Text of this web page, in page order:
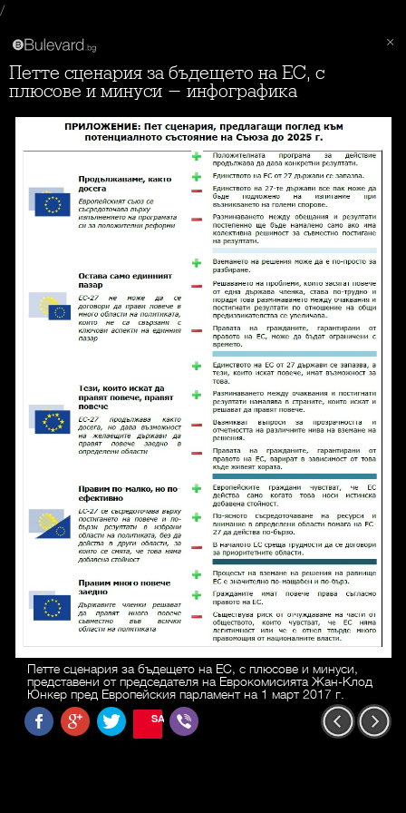
/
Петте сценария за бъдещето на ЕС, с
плюсове и минуси - инфографика
Петте сценария за бъдещето на ЕС, с плюсове и минуси,
представени от председателя на Еврокомисията Жан-Клод
Юнкер пред Европейския парламент на 1 март 2017 г.
SAVE